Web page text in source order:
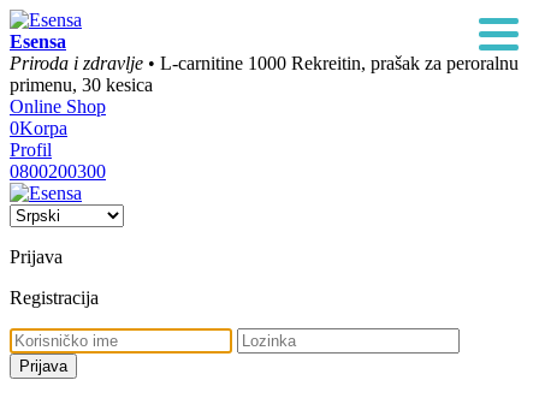
Esensa
Priroda i zdravlje • L-carnitine 1000 Rekreitin, prašak za peroralnu
primenu, 30 kesica
Online Shop
0Korpa
Profil
0800200300
Prijava
Registracija